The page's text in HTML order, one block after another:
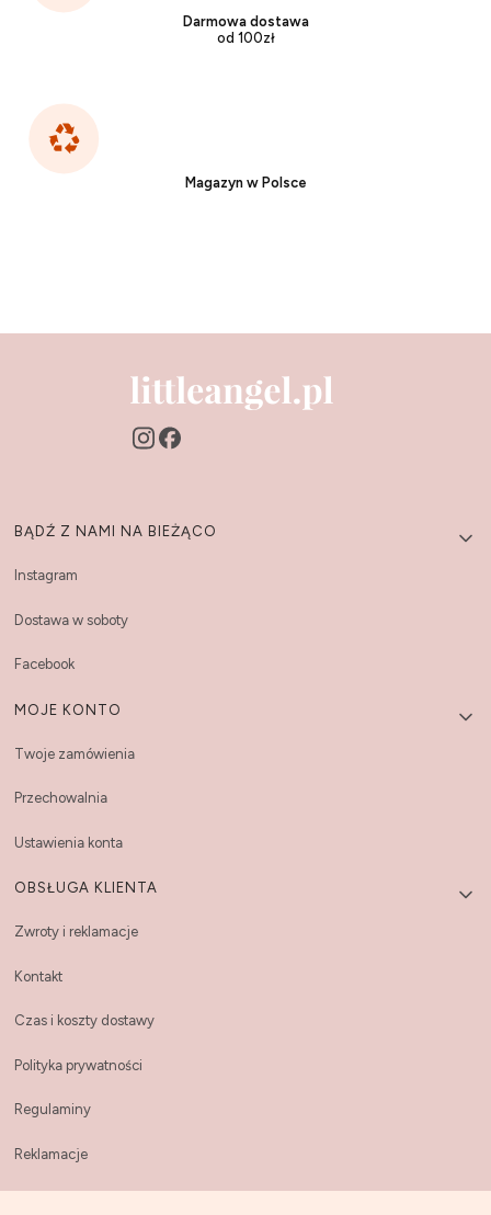
Darmowa dostawa
od 100zł
Magazyn w Polsce
Linki w stopce
BĄDŹ Z NAMI NA BIEŻĄCO
Instagram
Dostawa w soboty
Facebook
MOJE KONTO
Twoje zamówienia
Przechowalnia
Ustawienia konta
OBSŁUGA KLIENTA
Zwroty i reklamacje
Kontakt
Czas i koszty dostawy
Polityka prywatności
Regulaminy
Reklamacje